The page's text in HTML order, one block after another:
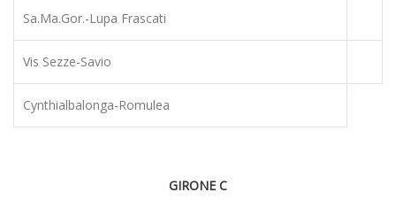
Sa.Ma.Gor.-Lupa Frascati
Vis Sezze-Savio
Cynthialbalonga-Romulea
GIRONE C